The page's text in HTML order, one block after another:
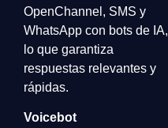
OpenChannel, SMS y
WhatsApp con bots de IA,
lo que garantiza
respuestas relevantes y
rápidas.
Voicebot